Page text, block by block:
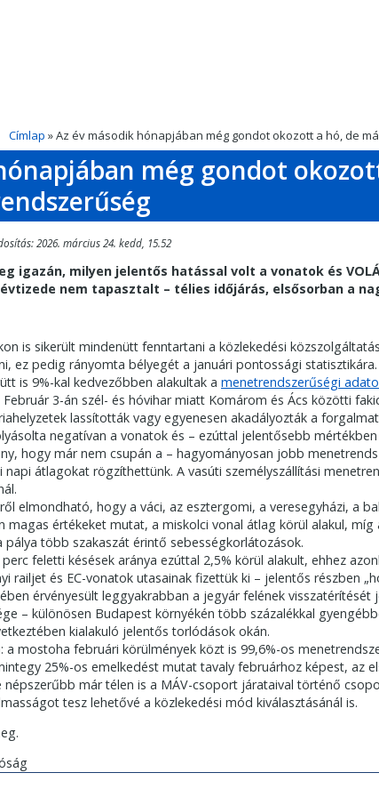
Címlap » Az év második hónapjában még gondot okozott a hó, de
még gondot
2026. március 24. kedd, 15.52
igazán, milyen jelentős hatással volt a vonatok és
nem tapasztalt – télies időjárás, elsősorban a
is sikerült mindenütt fenntartani a közlekedési
ez pedig rányomta bélyegét a januári pontossági statisztikára.
is 9%-kal kedvezőbben alakultak a menetrendszerűségi
3-án szél- és hóvihar miatt Komárom és Ács közötti
lassították vagy egyenesen akadályozták a
negatívan a vonatok és – ezúttal jelentősebb
hogy már nem csupán a – hagyományosan jobb
átlagokat rögzíthettünk. A vasúti személyszállítási
elmondható, hogy a váci, az esztergomi, a veresegyházi, a
értékeket mutat, a miskolci vonal átlag körül alakul,
több szakaszát érintő sebességkorlátozások.
feletti késések aránya ezúttal 2,5% körül alakult, ehhez
railjet és EC-vonatok utasainak fizettük ki – jelentős részben
érvényesült leggyakrabban a jegyár felének visszatérítését
– különösen Budapest környékén több százalékkal
kialakuló jelentős torlódások okán.
a mostoha februári körülmények közt is 99,6%-os
25%-os emelkedést mutat tavaly februárhoz képest, az
már télen is a MÁV-csoport járataival történő
tesz lehetővé a közlekedési mód kiválasztásánál is.